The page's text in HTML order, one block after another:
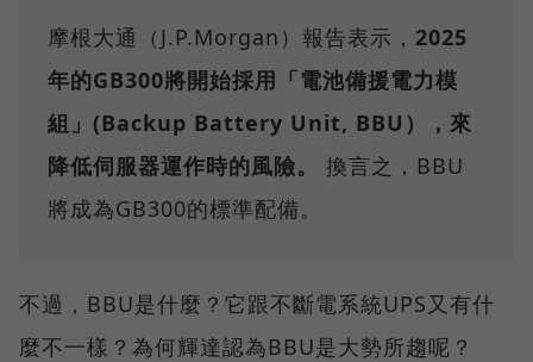
摩根大通（J.P.Morgan）報告表示， 2025
年的GB300將開始採用「電池備援電力模
組」(Backup Battery Unit, BBU），來
降低伺服器運作時的風險。
換言之，BBU
將成為GB300的標準配備。
不過，BBU是什麼？它跟不斷電系統UPS又有什
麼不一樣？為何輝達認為BBU是大勢所趨呢？